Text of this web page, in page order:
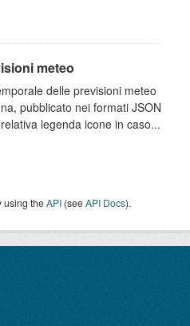
meteo
delle previsioni meteo
pubblicato nei formati JSON
legenda icone in caso...
using theAPI (seeAPI Docs).